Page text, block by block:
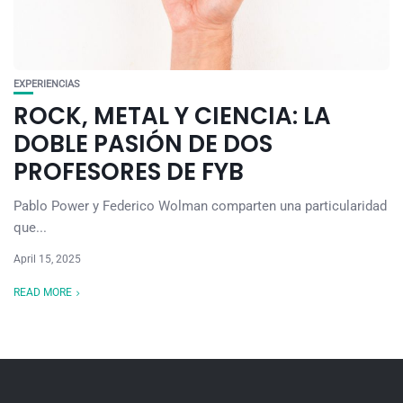
EXPERIENCIAS
ROCK, METAL Y CIENCIA: LA
DOBLE PASIÓN DE DOS
PROFESORES DE FYB
Pablo Power y Federico Wolman comparten una particularidad
que...
April 15, 2025
READ MORE